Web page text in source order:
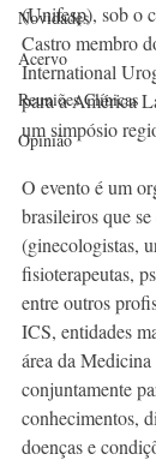
Novidades
Acervo
Reuniões Clínicas
Opinião
(Unifesp), sob o
Castro membro
International
para a América
um simpósio
O evento é um
brasileiros que
(ginecologistas,
fisioterapeutas,
entre outros
ICS, entidades
área da
conjuntamente
conhecimentos,
doenças e